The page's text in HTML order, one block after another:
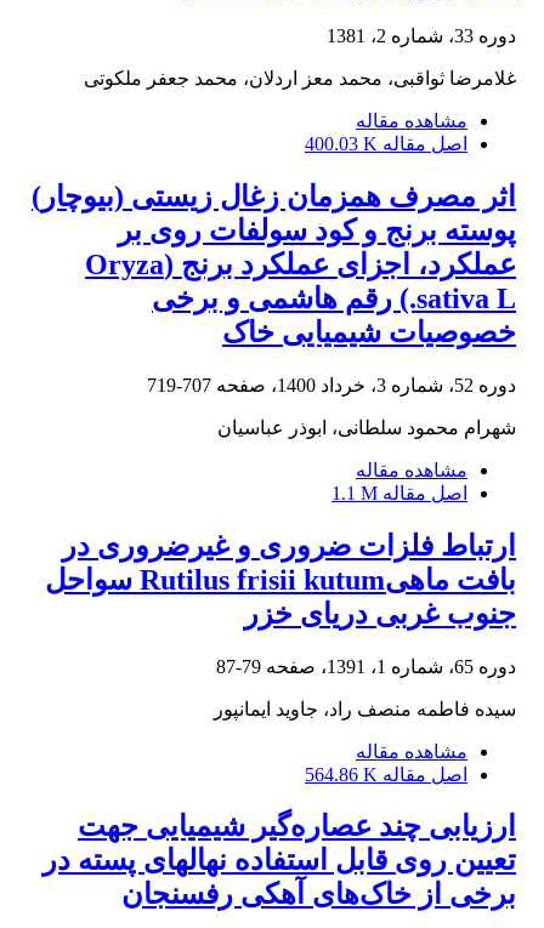
دوره 33، شماره 2، 1381
غلامرضا ثواقبی، محمد معز اردلان، محمد جعفر ملکوتی
مشاهده مقاله
اصل مقاله 400.03 K
اثر مصرف همزمان زغال زیستی (بیوچار)
پوسته برنج و کود سولفات روی بر
عملکرد، اجزای عملکرد برنج (Oryza
sativa L.) رقم هاشمی و برخی
خصوصیات شیمیایی خاک
دوره 52، شماره 3، خرداد 1400، صفحه 707-719
شهرام محمود سلطانی، ابوذر عباسیان
مشاهده مقاله
اصل مقاله 1.1 M
ارتباط فلزات ضروری و غیرضروری در
بافت ماهیRutilus frisii kutum سواحل
جنوب غربی دریای خزر
دوره 65، شماره 1، 1391، صفحه 79-87
سیده فاطمه منصف راد، جاوید ایمانپور
مشاهده مقاله
اصل مقاله 564.86 K
ارزیابی چند عصاره‌گیر شیمیایی جهت
تعیین روی قابل استفاده نهال‎های پسته در
برخی از خاک‌های آهکی رفسنجان